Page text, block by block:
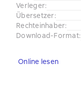
Verleger:
Übersetzer:
Rechteinhaber:
Download-Format:
Online lesen